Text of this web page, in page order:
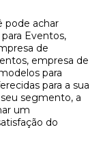
pode achar
Eventos,
de
empresa de
para
para a sua
segmento, a
um
do